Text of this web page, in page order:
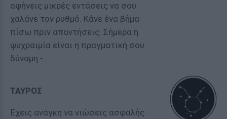
αφήνεις μικρές εντάσεις να σου
χαλάνε τον ρυθμό. Κάνε ένα βήμα
πίσω πριν απαντήσεις. Σήμερα η
ψυχραιμία είναι η πραγματική σου
δύναμη -.
ΤΑΥΡΟΣ
Έχεις ανάγκη να νιώσεις ασφαλής.